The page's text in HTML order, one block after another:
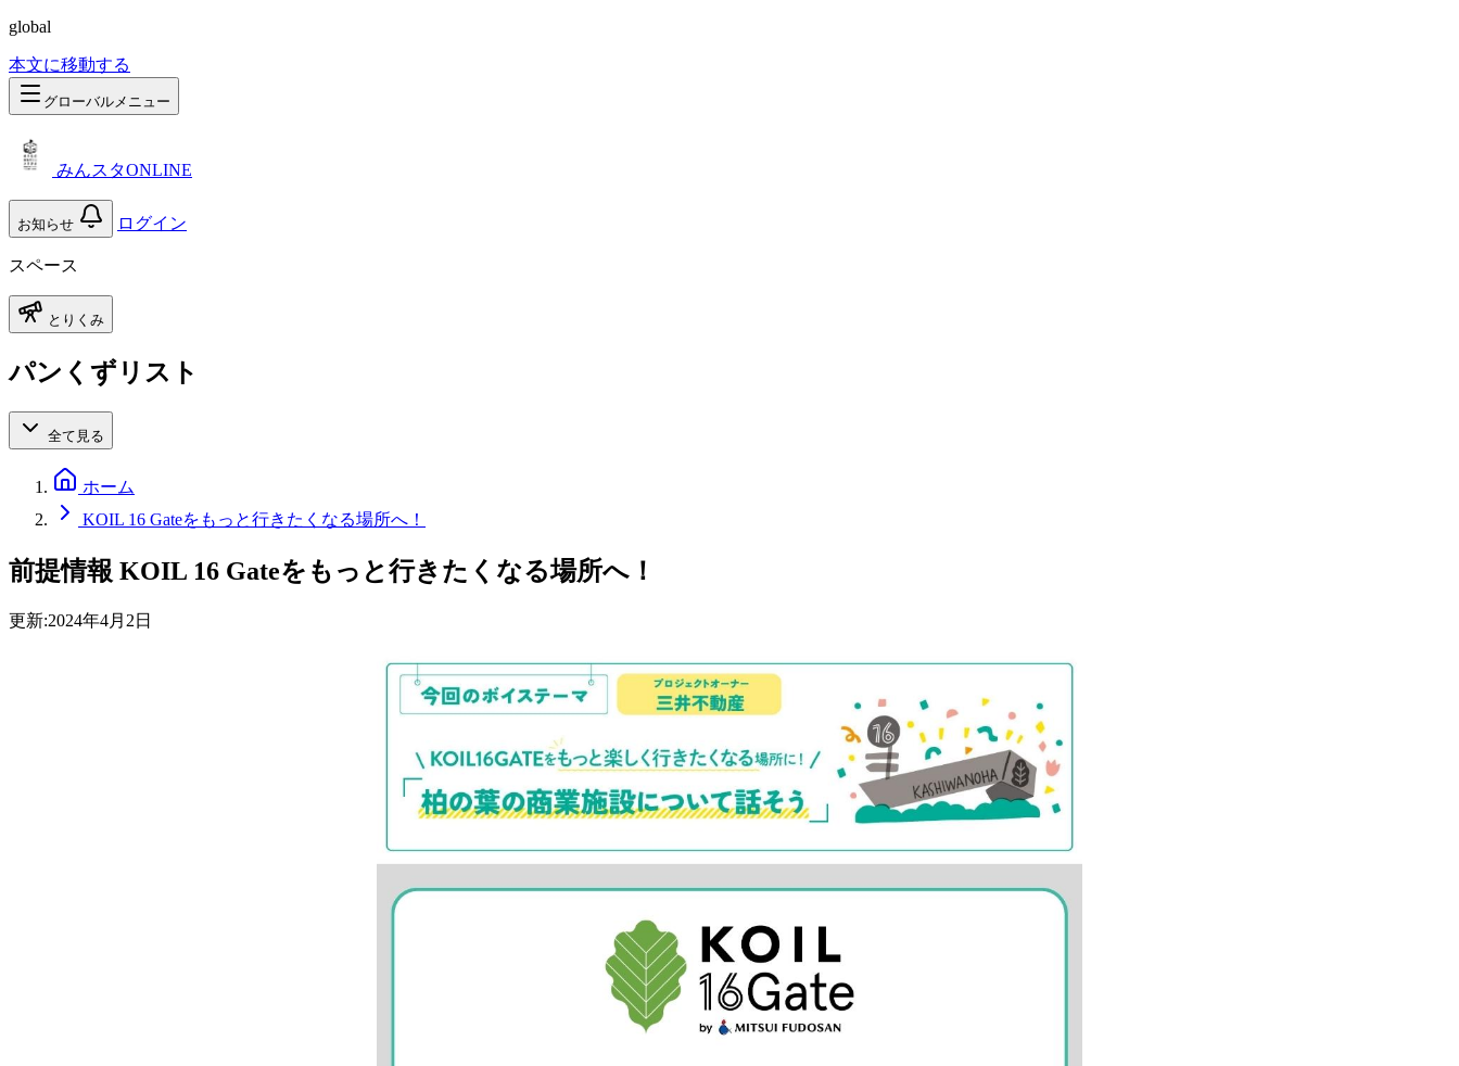
global
本文に移動する
グローバルメニュー
みんスタONLINE
お知らせ ログイン
スペース
とりくみ
パンくずリスト
全て見る
ホーム
KOIL 16 Gateをもっと行きたくなる場所へ！
前提情報 KOIL 16 Gateをもっと行きたくなる場所へ！
更新:2024年4月2日